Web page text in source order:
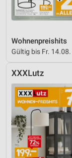
Wohnenpreishits
Gültig bis Fr. 14.08.
XXXLutz